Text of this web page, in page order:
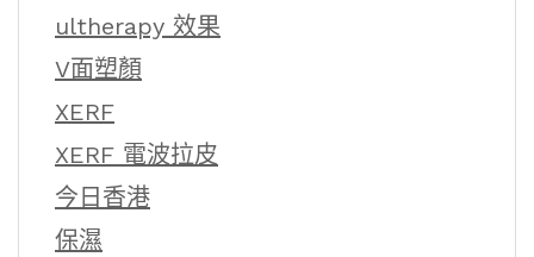
ultherapy 效果
V面塑顏
XERF
XERF 電波拉皮
今日香港
保濕